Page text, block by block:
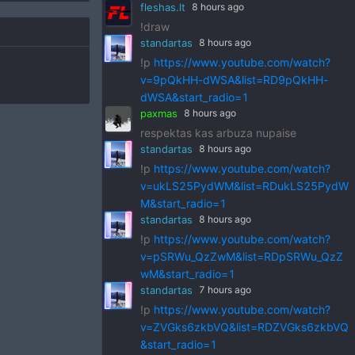
fleshas.lt 8 hours ago
!draw
standartas 8 hours ago
!p https://www.youtube.com/watch?
v=9pQkHH-dWSA&list=RD9pQkHH-
dWSA&start_radio=1
paxmas 8 hours ago
respektas kas arbuza nupaise
standartas 8 hours ago
!p https://www.youtube.com/watch?
v=ukLS25PydWM&list=RDukLS25PydW
M&start_radio=1
standartas 8 hours ago
!p https://www.youtube.com/watch?
v=pSRWu_QzZwM&list=RDpSRWu_QzZ
wM&start_radio=1
standartas 7 hours ago
!p https://www.youtube.com/watch?
v=ZVGks6zkbVQ&list=RDZVGks6zkbVQ
&start_radio=1